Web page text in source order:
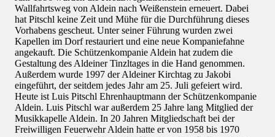
Wallfahrtsweg von Aldein nach Weißenstein erneuert. Dabei
hat Pitschl keine Zeit und Mühe für die Durchführung dieses
Vorhabens gescheut. Unter seiner Führung wurden zwei
Kapellen im Dorf restauriert und eine neue Kompaniefahne
angekauft. Die Schützenkompanie Aldein hat zudem die
Gestaltung des Aldeiner Tinzltages in die Hand genommen.
Außerdem wurde 1997 der Aldeiner Kirchtag zu Jakobi
eingeführt, der seitdem jedes Jahr am 25. Juli gefeiert wird.
Heute ist Luis Pitschl Ehrenhauptmann der Schützenkompanie
Aldein. Luis Pitschl war außerdem 25 Jahre lang Mitglied der
Musikkapelle Aldein. In 20 Jahren Mitgliedschaft bei der
Freiwilligen Feuerwehr Aldein hatte er von 1958 bis 1970